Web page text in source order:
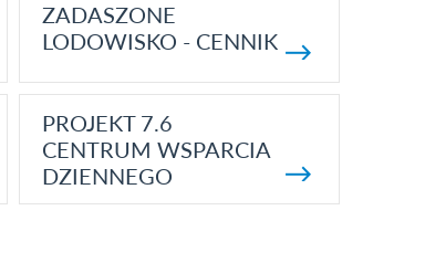
ZADASZONE
LODOWISKO - CENNIK
PROJEKT 7.6
CENTRUM WSPARCIA
DZIENNEGO